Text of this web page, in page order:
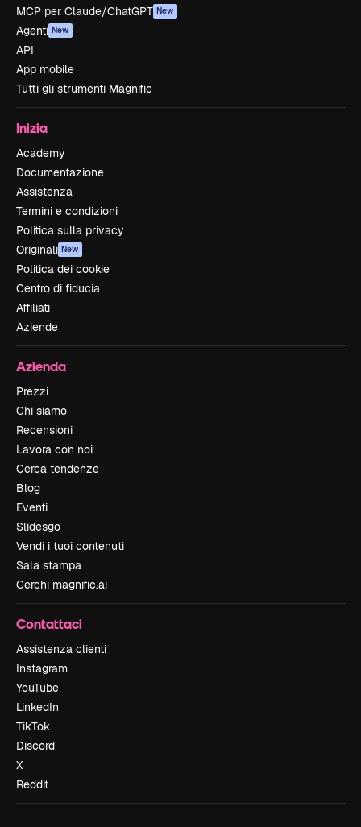
MCP per Claude/ChatGPT New
Agenti New
API
App mobile
Tutti gli strumenti Magnific
Inizia
Academy
Documentazione
Assistenza
Termini e condizioni
Politica sulla privacy
Originali New
Politica dei cookie
Centro di fiducia
Affiliati
Aziende
Azienda
Prezzi
Chi siamo
Recensioni
Lavora con noi
Cerca tendenze
Blog
Eventi
Slidesgo
Vendi i tuoi contenuti
Sala stampa
Cerchi magnific.ai
Contattaci
Assistenza clienti
Instagram
YouTube
LinkedIn
TikTok
Discord
X
Reddit